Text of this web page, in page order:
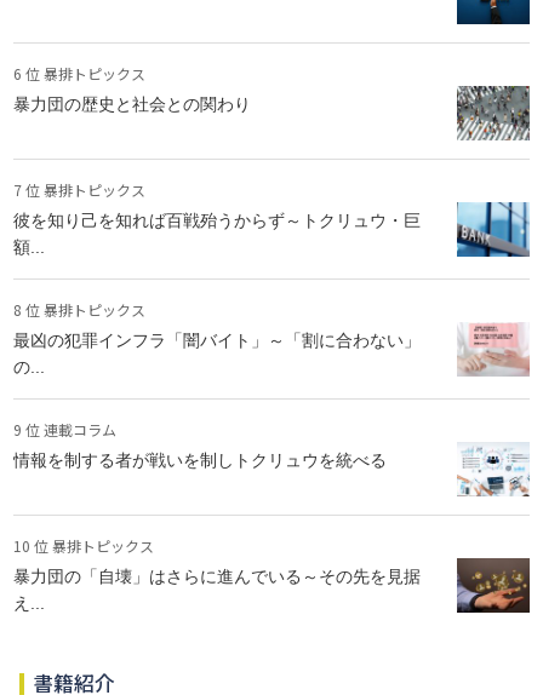
6 位 暴排トピックス
暴力団の歴史と社会との関わり
7 位 暴排トピックス
彼を知り己を知れば百戦殆うからず～トクリュウ・巨
額...
8 位 暴排トピックス
最凶の犯罪インフラ「闇バイト」～「割に合わない」
の...
9 位 連載コラム
情報を制する者が戦いを制しトクリュウを統べる
10 位 暴排トピックス
暴力団の「自壊」はさらに進んでいる～その先を見据
え...
書籍紹介